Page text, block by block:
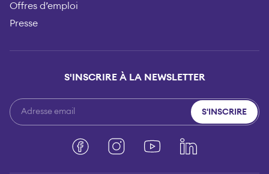
Offres d’emploi
Presse
S'INSCRIRE À LA NEWSLETTER
S'INSCRIRE
FacebookInstagramYouTubeLinkedIn